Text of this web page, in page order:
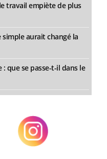
travail empiète de plus
aurait changé la
que se passe-t-il dans le